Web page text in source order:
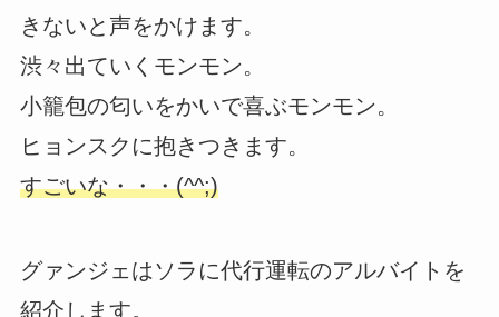
きないと声をかけます。
渋々出ていくモンモン。
小籠包の匂いをかいで喜ぶモンモン。
ヒョンスクに抱きつきます。
すごいな・・・(^^;)
グァンジェはソラに代行運転のアルバイトを
紹介します。